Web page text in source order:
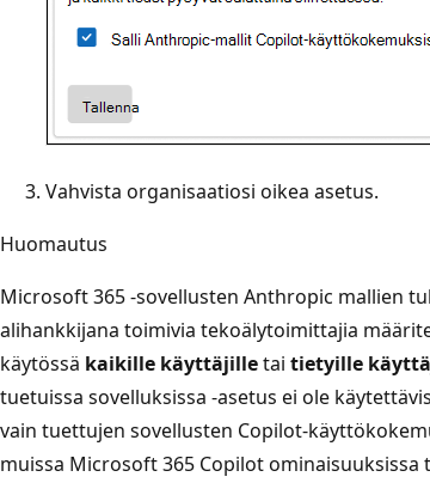
Vahvista organisaatiosi oikea asetus.
Huomautus
Microsoft 365 -sovellusten Anthropic mallien
alihankkijana toimivia tekoälytoimittajia
käytössä kaikille käyttäjilletai tietyille
tuetuissa sovelluksissa -asetus ei ole
vain tuettujen sovellusten Copilot-
muissa Microsoft 365 Copilot ominaisuuksissa